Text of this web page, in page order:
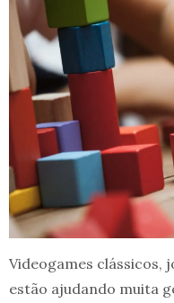
Videogames clássicos,
estão ajudando muita